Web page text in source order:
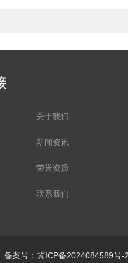
关于我们
新闻资讯
荣誉资质
联系我们
备案号：冀ICP备2024084589号-